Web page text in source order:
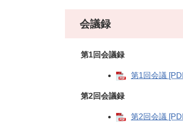
会議録
第1回会議録
第1回会議
第2回会議録
第2回会議